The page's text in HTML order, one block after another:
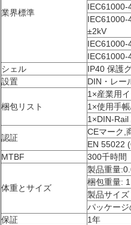
業界標準
IEC61000-
IEC61000-
±2kV
IEC61000-
IEC61000-
シェル
IP40 保護
設置
DIN・レー
梱包リスト
1×産業用
1×使用手
1×DIN-Rail
認証
CEマーク,
EN 55022
MTBF
300千時間
体重とサイズ
製品重量
梱包重量:
製品サイ
パッケー
保証
1年